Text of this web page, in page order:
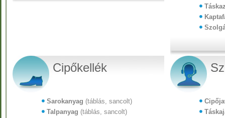
Cipőkellék
Sarokanyag (táblás, sancolt)
Talpanyag (táblás, sancolt)